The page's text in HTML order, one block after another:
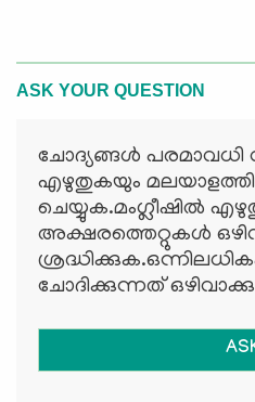
ASK YOUR QUESTION
ചോദ്യങ്ങള്‍ പരമാവധി
എഴുതുകയും
ചെയ്യുക.മംഗ്ലീഷില്‍
അക്ഷരത്തെറ്റുകള്‍
ചോദിക്കുന്നത്